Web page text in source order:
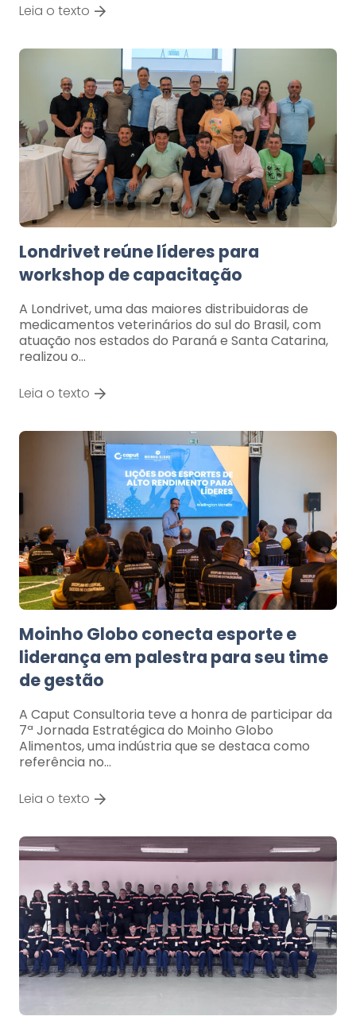
Leia o texto
Londrivet reúne líderes para
workshop de capacitação
A Londrivet, uma das maiores distribuidoras de
medicamentos veterinários do sul do Brasil, com
atuação nos estados do Paraná e Santa Catarina,
realizou o…
Leia o texto
Moinho Globo conecta esporte e
liderança em palestra para seu time
de gestão
A Caput Consultoria teve a honra de participar da
7ª Jornada Estratégica do Moinho Globo
Alimentos, uma indústria que se destaca como
referência no…
Leia o texto